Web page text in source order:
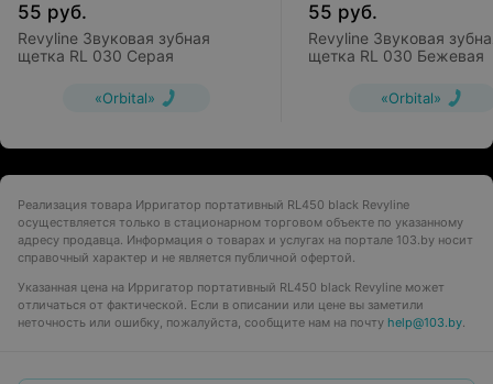
55 руб.
Revyline Звуковая зубная
щетка RL 030 Серая
«Orbital»
55 руб.
Revyline Звуковая
щетка RL 030 Бежевая
«Orbital»
Реализация товара Ирригатор портативный RL450 black Revyline
осуществляется только в стационарном торговом объекте по указанному
адресу продавца. Информация о товарах и услугах на портале 103.by носит
справочный характер и не является публичной офертой.
Указанная цена на Ирригатор портативный RL450 black Revyline может
отличаться от фактической. Если в описании или цене вы заметили
неточность или ошибку, пожалуйста, сообщите нам на почту help@103.by.